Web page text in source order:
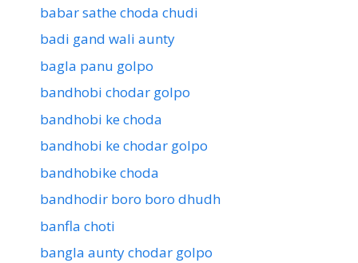
babar sathe choda chudi
badi gand wali aunty
bagla panu golpo
bandhobi chodar golpo
bandhobi ke choda
bandhobi ke chodar golpo
bandhobike choda
bandhodir boro boro dhudh
banfla choti
bangla aunty chodar golpo